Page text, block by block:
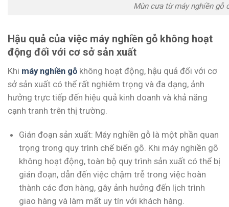
Mùn cưa từ máy nghiền gỗ
Hậu quả của việc máy nghiền gỗ không hoạt
động đối với cơ sở sản xuất
Khi máy nghiền gỗ không hoạt động, hậu quả đối với cơ
sở sản xuất có thể rất nghiêm trọng và đa dạng, ảnh
hưởng trực tiếp đến hiệu quả kinh doanh và khả năng
cạnh tranh trên thị trường.
Gián đoạn sản xuất: Máy nghiền gỗ là một phần quan
trọng trong quy trình chế biến gỗ. Khi máy nghiền gỗ
không hoạt động, toàn bộ quy trình sản xuất có thể bị
gián đoạn, dẫn đến việc chậm trễ trong việc hoàn
thành các đơn hàng, gây ảnh hưởng đến lịch trình
giao hàng và làm mất uy tín với khách hàng.